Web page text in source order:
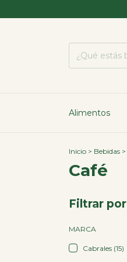
Alimentos
Inicio > Bebidas >
Café
Filtrar por
MARCA
Cabrales (15)